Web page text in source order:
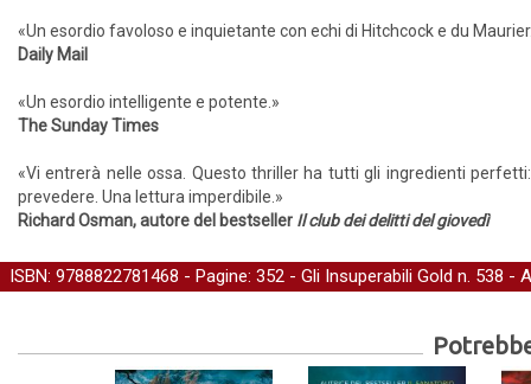
«Un esordio favoloso e inquietante con echi di Hitchcock e du
Daily Mail
«Un esordio intelligente e potente.»
The Sunday Times
«Vi entrerà nelle ossa. Questo thriller ha tutti gli ingredienti
prevedere. Una lettura imperdibile.»
Richard Osman, autore del bestseller Il club dei delitti del giovedì
ISBN: 9788822781468 - Pagine: 352 - Gli Insuperabili Gold n. 538 -